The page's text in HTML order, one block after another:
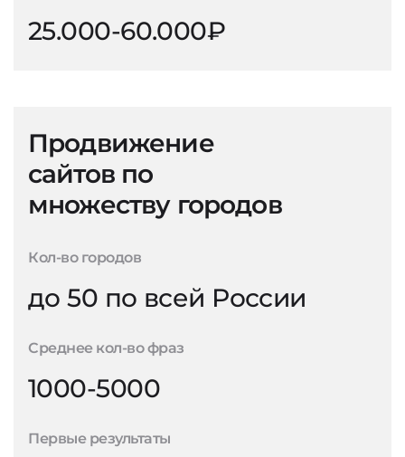
25.000-60.000₽
Продвижение
сайтов по
множеству городов
Кол-во городов
до 50 по всей России
Среднее кол-во фраз
1000-5000
Первые результаты